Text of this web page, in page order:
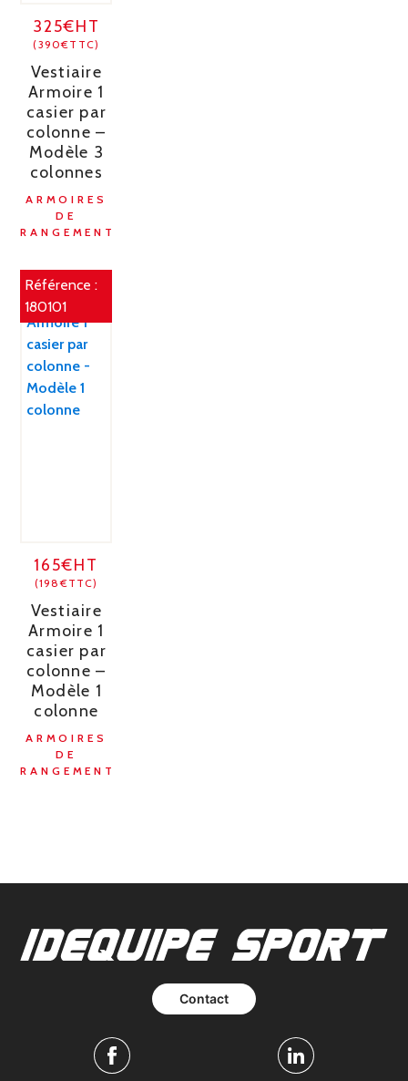
325€HT
(390€TTC)
Vestiaire
Armoire 1
casier par
colonne –
Modèle 3
colonnes
ARMOIRES
DE
RANGEMENT
Référence :
180101
165€HT
(198€TTC)
Vestiaire
Armoire 1
casier par
colonne –
Modèle 1
colonne
ARMOIRES
DE
RANGEMENT
Contact
Facebook Linkedin